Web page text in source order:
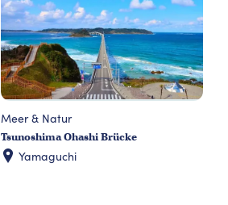
Meer & Natur
Tsunoshima Ohashi Brücke
Yamaguchi